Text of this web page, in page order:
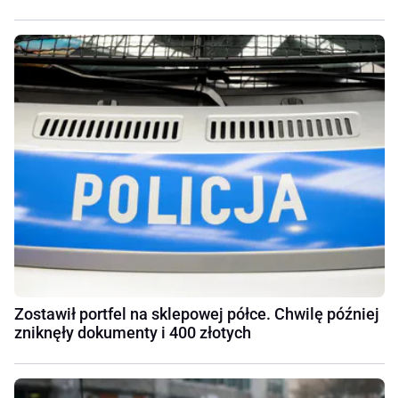
Zostawił portfel na sklepowej półce. Chwilę później
zniknęły dokumenty i 400 złotych